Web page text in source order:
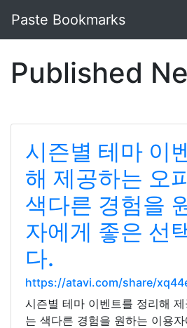
Paste Bookmarks
Published
시즌별 테마 이
해 제공하는 오
색다른 경험을
자에게 좋은 선
다.
https://atavi.com/share/
시즌별 테마 이벤트를 정리해
는 색다른 경험을 원하는 이용